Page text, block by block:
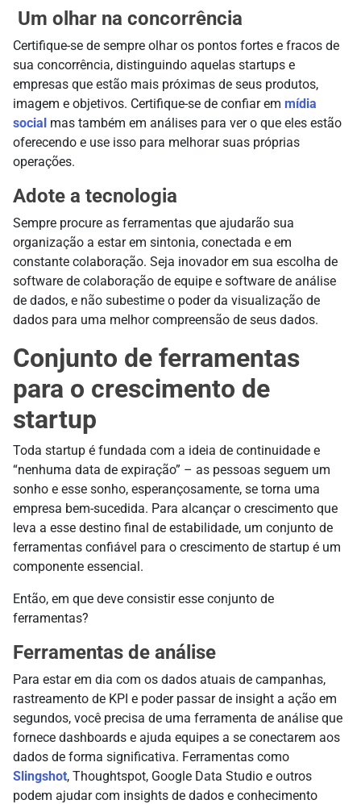
Um olhar na concorrência
Certifique-se de sempre olhar os pontos fortes e fracos de
sua concorrência, distinguindo aquelas startups e
empresas que estão mais próximas de seus produtos,
imagem e objetivos. Certifique-se de confiar em mídia
social mas também em análises para ver o que eles estão
oferecendo e use isso para melhorar suas próprias
operações.
Adote a tecnologia
Sempre procure as ferramentas que ajudarão sua
organização a estar em sintonia, conectada e em
constante colaboração. Seja inovador em sua escolha de
software de colaboração de equipe e software de análise
de dados, e não subestime o poder da visualização de
dados para uma melhor compreensão de seus dados.
Conjunto de ferramentas
para o crescimento de
startup
Toda startup é fundada com a ideia de continuidade e
“nenhuma data de expiração” – as pessoas seguem um
sonho e esse sonho, esperançosamente, se torna uma
empresa bem-sucedida. Para alcançar o crescimento que
leva a esse destino final de estabilidade, um conjunto de
ferramentas confiável para o crescimento de startup é um
componente essencial.
Então, em que deve consistir esse conjunto de
ferramentas?
Ferramentas de análise
Para estar em dia com os dados atuais de campanhas,
rastreamento de KPI e poder passar de insight a ação em
segundos, você precisa de uma ferramenta de análise que
fornece dashboards e ajuda equipes a se conectarem aos
dados de forma significativa. Ferramentas como
Slingshot, Thoughtspot, Google Data Studio e outros
podem ajudar com insights de dados e conhecimento